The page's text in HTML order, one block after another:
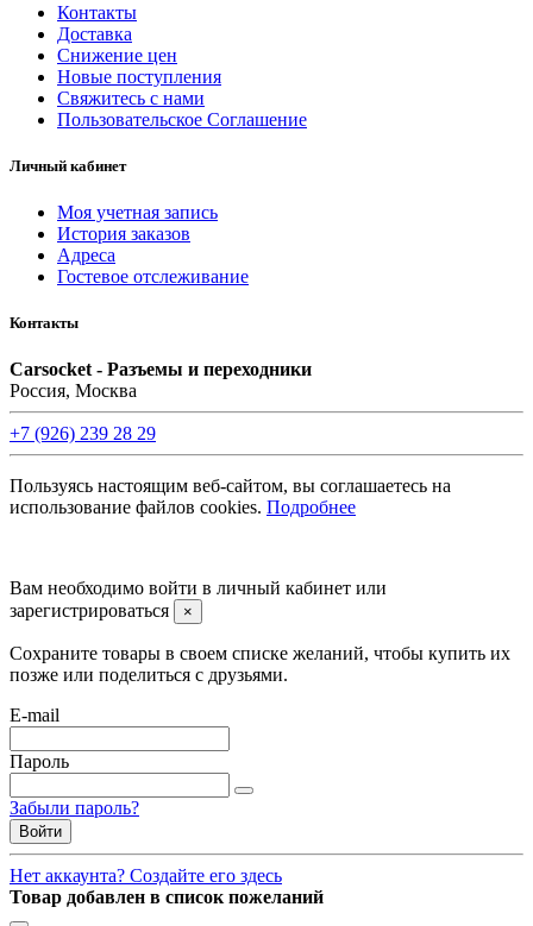
Контакты
Доставка
Снижение цен
Новые поступления
Свяжитесь с нами
Пользовательское Соглашение
Личный кабинет
Моя учетная запись
История заказов
Адреса
Гостевое отслеживание
Контакты
Carsocket - Разъемы и переходники
Россия, Москва
+7 (926) 239 28 29
Пользуясь настоящим веб-сайтом, вы соглашаетесь на
использование файлов cookies. Подробнее
Вам необходимо войти в личный кабинет или
зарегистрироваться
×
Сохраните товары в своем списке желаний, чтобы купить их
позже или поделиться с друзьями.
E-mail
Пароль
Забыли пароль?
Войти
Нет аккаунта? Создайте его здесь
Товар добавлен в список пожеланий